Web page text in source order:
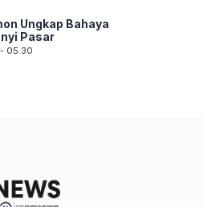
Ungkap Bahaya
Pasar
05.30